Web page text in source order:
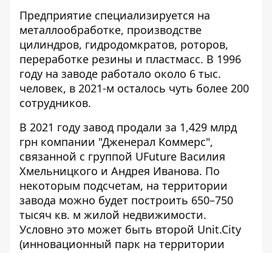
Предприятие специализируется на
металлообработке, производстве
цилиндров, гидродомкратов, роторов,
переработке резины и пластмасс. В 1996
году на заводе работало около 6 тыс.
человек, в 2021-м осталось чуть более 200
сотрудников.
В 2021 году завод продали за 1,429 млрд
грн компании "Дженерал Коммерс",
связанной с группой UFuture Василия
Хмельницкого и Андрея Иванова. По
некоторым подсчетам, на территории
завода можно будет построить 650–750
тысяч кв. м жилой недвижимости.
Условно это может быть второй Unit.City
(инновационный парк на территории